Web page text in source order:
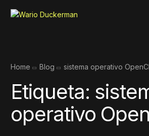
Home Blog sistema operativo
Etiqueta:
operativo